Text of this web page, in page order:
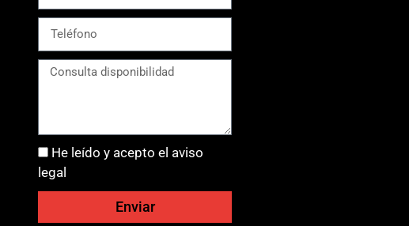
He leído y acepto el aviso
legal
Enviar